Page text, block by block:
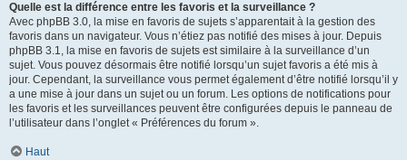
Quelle est la différence entre les favoris et la surveillance ?
Avec phpBB 3.0, la mise en favoris de sujets s’apparentait à la gestion des
favoris dans un navigateur. Vous n’étiez pas notifié des mises à jour. Depuis
phpBB 3.1, la mise en favoris de sujets est similaire à la surveillance d’un
sujet. Vous pouvez désormais être notifié lorsqu’un sujet favoris a été mis à
jour. Cependant, la surveillance vous permet également d’être notifié lorsqu’il y
a une mise à jour dans un sujet ou un forum. Les options de notifications pour
les favoris et les surveillances peuvent être configurées depuis le panneau de
l’utilisateur dans l’onglet « Préférences du forum ».
Haut